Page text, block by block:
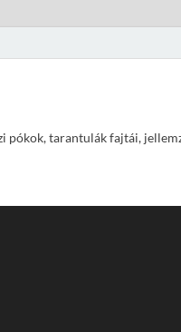
pókok, tarantulák fajtái,